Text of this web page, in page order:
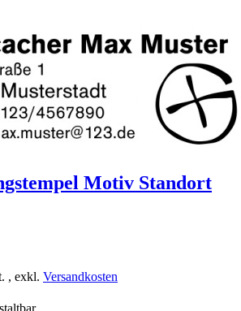
Motiv Standort
, exkl. Versandkosten